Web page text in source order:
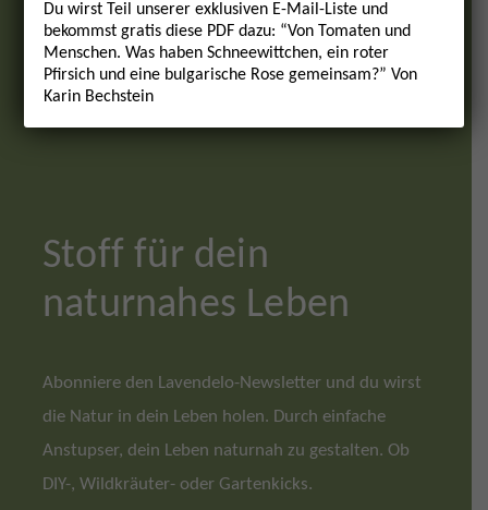
Stoff für dein
naturnahes Leben
Abonniere den Lavendelo-Newsletter und du wirst
die Natur in dein Leben holen. Durch einfache
Anstupser, dein Leben naturnah zu gestalten. Ob
DIY-, Wildkräuter- oder Gartenkicks.
Du wirst Teil unserer exklusiven E-Mail-Liste und
bekommst gratis diese PDF dazu: “Von Tomaten und
Menschen. Was haben Schneewittchen, ein roter
Pfirsich und eine bulgarische Rose gemeinsam?” Von
Karin Bechstein